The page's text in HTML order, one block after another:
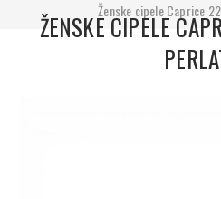
Ženske cipele Caprice
ŽENSKE CIPELE